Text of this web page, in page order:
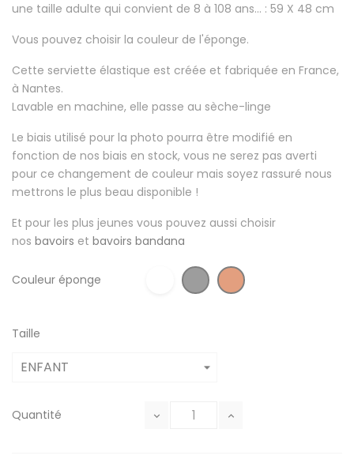
une taille adulte qui convient de 8 à 108 ans... : 59 X 48 cm
Vous pouvez choisir la couleur de l'éponge.
Cette serviette élastique est créée et fabriquée en France,
à Nantes.
Lavable en machine, elle passe au sèche-linge
Le biais utilisé pour la photo pourra être modifié en
fonction de nos biais en stock, vous ne serez pas averti
pour ce changement de couleur mais soyez rassuré nous
mettrons le plus beau disponible !
Et pour les plus jeunes vous pouvez aussi choisir
nos bavoirs et bavoirs bandana
Couleur éponge
Taille
Quantité